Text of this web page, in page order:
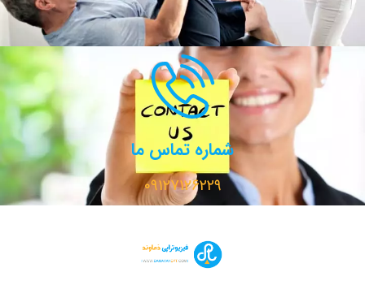
شماره تماس ما
۰۹۱۲۷۱۲۶۲۲۹